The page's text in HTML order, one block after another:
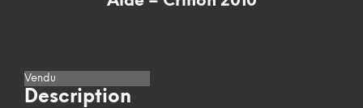
Vendu
Description